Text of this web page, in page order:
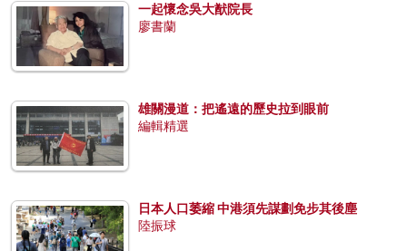
一起懷念吳大猷院長
廖書蘭
雄關漫道：把遙遠的歷史拉到眼前
編輯精選
日本人口萎縮 中港須先謀劃免步其後塵
陸振球